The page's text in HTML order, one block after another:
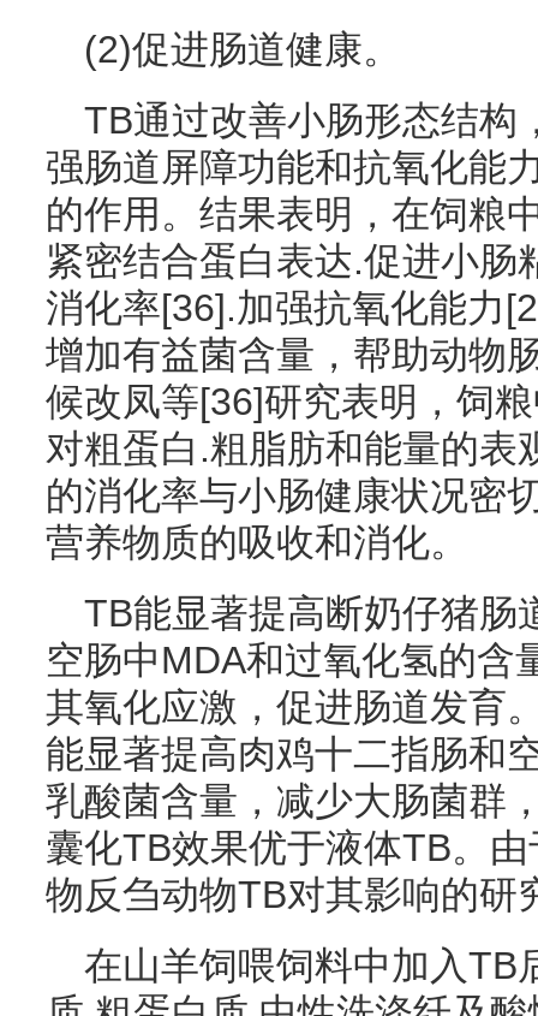
(2)促进肠道健康。
TB通过改善小肠形态结构
强肠道屏障功能和抗氧化能
的作用。结果表明，在饲粮
紧密结合蛋白表达.促进小
消化率[36].加强抗氧化能力
增加有益菌含量，帮助动物
候改凤等[36]研究表明，饲
对粗蛋白.粗脂肪和能量的表
的消化率与小肠健康状况密
营养物质的吸收和消化。
TB能显著提高断奶仔猪肠
空肠中MDA和过氧化氢的含
其氧化应激，促进肠道发育
能显著提高肉鸡十二指肠和
乳酸菌含量，减少大肠菌群
囊化TB效果优于液体TB。
物反刍动物TB对其影响的研
在山羊饲喂饲料中加入TB